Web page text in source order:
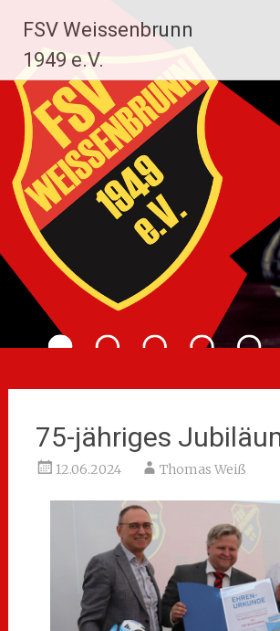
Inhalt
springen
FSV Weissenbrunn
1949 e.V.
75-jähriges
12.06.2024 Thomas Weiß